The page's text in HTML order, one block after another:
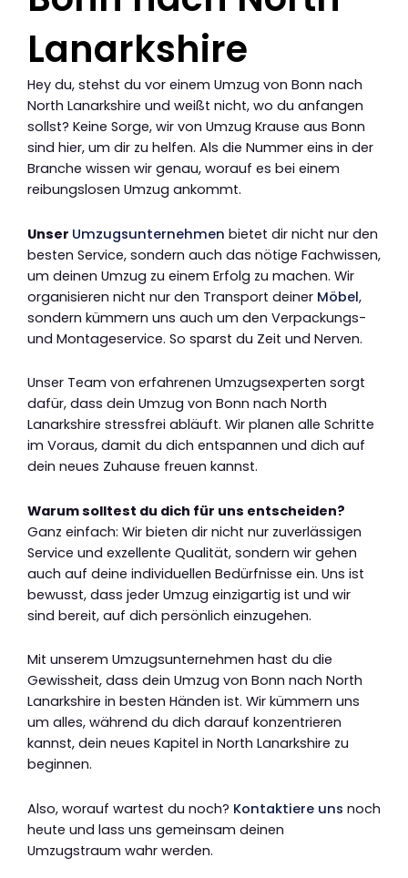
Lanarkshire
Hey du, stehst du vor einem Umzug von Bonn nach
North Lanarkshire und weißt nicht, wo du anfangen
sollst? Keine Sorge, wir von Umzug Krause aus Bonn
sind hier, um dir zu helfen. Als die Nummer eins in der
Branche wissen wir genau, worauf es bei einem
reibungslosen Umzug ankommt.
Unser Umzugsunternehmen bietet dir nicht nur den
besten Service, sondern auch das nötige Fachwissen,
um deinen Umzug zu einem Erfolg zu machen. Wir
organisieren nicht nur den Transport deiner Möbel,
sondern kümmern uns auch um den Verpackungs-
und Montageservice. So sparst du Zeit und Nerven.
Unser Team von erfahrenen Umzugsexperten sorgt
dafür, dass dein Umzug von Bonn nach North
Lanarkshire stressfrei abläuft. Wir planen alle Schritte
im Voraus, damit du dich entspannen und dich auf
dein neues Zuhause freuen kannst.
Warum solltest du dich für uns entscheiden?
Ganz einfach: Wir bieten dir nicht nur zuverlässigen
Service und exzellente Qualität, sondern wir gehen
auch auf deine individuellen Bedürfnisse ein. Uns ist
bewusst, dass jeder Umzug einzigartig ist und wir
sind bereit, auf dich persönlich einzugehen.
Mit unserem Umzugsunternehmen hast du die
Gewissheit, dass dein Umzug von Bonn nach North
Lanarkshire in besten Händen ist. Wir kümmern uns
um alles, während du dich darauf konzentrieren
kannst, dein neues Kapitel in North Lanarkshire zu
beginnen.
Also, worauf wartest du noch? Kontaktiere uns noch
heute und lass uns gemeinsam deinen
Umzugstraum wahr werden.